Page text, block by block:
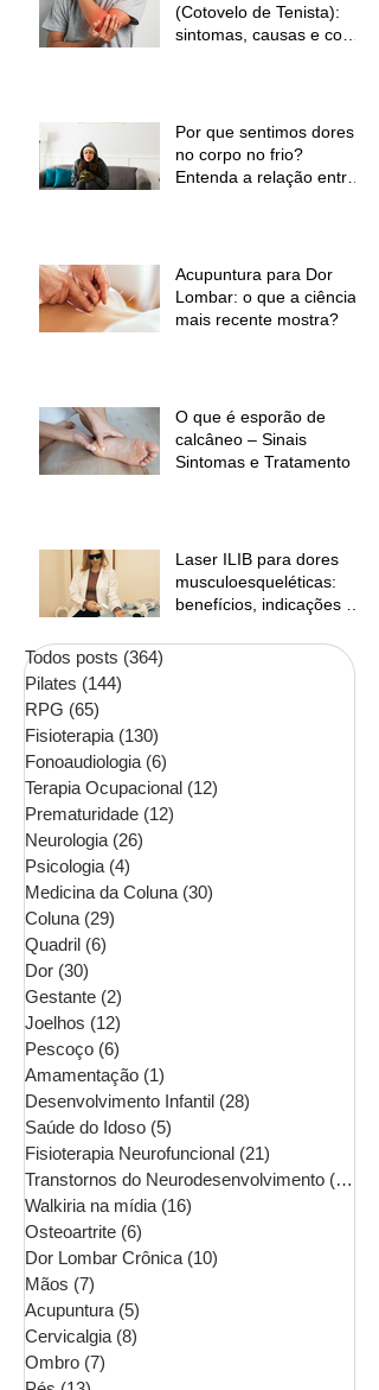
(Cotovelo de Tenista):
sintomas, causas e como
Por que sentimos dores
no corpo no frio?
Entenda a relação entre
Acupuntura para Dor
Lombar: o que a ciência
mais recente mostra?
O que é esporão de
calcâneo – Sinais
Sintomas e Tratamento
Laser ILIB para dores
musculoesqueléticas:
benefícios, indicações e
Todos posts (364)
Pilates (144)
RPG (65)
Fisioterapia (130)
Fonoaudiologia (6)
Terapia Ocupacional (12)
Prematuridade (12)
Neurologia (26)
Psicologia (4)
Medicina da Coluna (30)
Coluna (29)
Quadril (6)
Dor (30)
Gestante (2)
Joelhos (12)
Pescoço (6)
Amamentação (1)
Desenvolvimento Infantil (28)
Saúde do Idoso (5)
Fisioterapia Neurofuncional (21)
Transtornos do Neurodesenvolvimento (16)
Walkiria na mídia (16)
Osteoartrite (6)
Dor Lombar Crônica (10)
Mãos (7)
Acupuntura (5)
Cervicalgia (8)
Ombro (7)